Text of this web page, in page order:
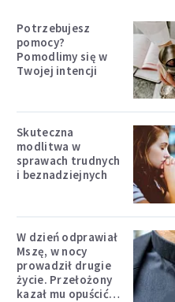
Potrzebujesz
pomocy?
Pomodlimy się w
Twojej intencji
Skuteczna
modlitwa w
sprawach trudnych
i beznadziejnych
W dzień odprawiał
Mszę, w nocy
prowadził drugie
życie. Przełożony
kazał mu opuścić